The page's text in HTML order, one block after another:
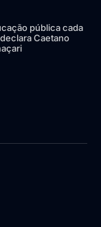
pública cada
Caetano